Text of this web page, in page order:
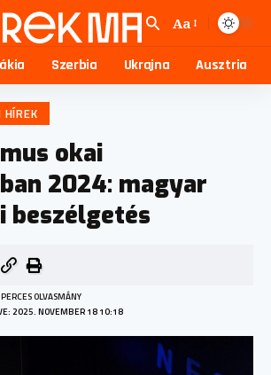
Aa
Szerbia Ukrajna Ausztria
okai
2024: magyar
beszélgetés
2025. NOVEMBER 18 10:18
OLVASMÁNY